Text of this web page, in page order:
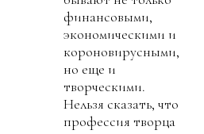
финансовыми,
экономическими и
короновирусными,
но еще и
творческими.
Нельзя сказать, что
профессия творца